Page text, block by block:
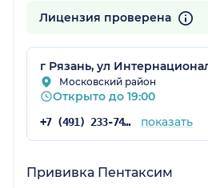
Лицензия проверена
г Рязань, ул
Московский район
Открыто до 19:00
+7 (491) 233-74-55 показать
Прививка Пентаксим